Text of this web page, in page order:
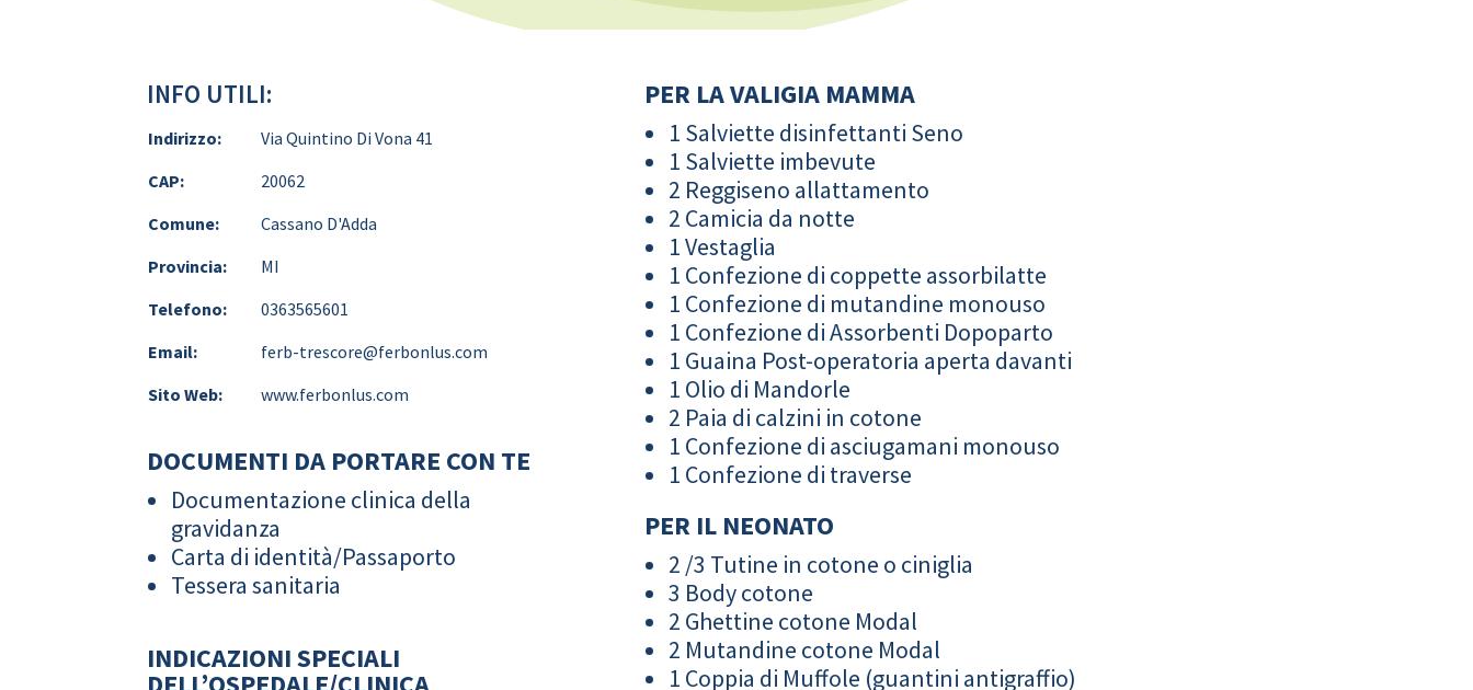
INFO UTILI:
Indirizzo:
Via Quintino Di Vona 41
CAP:
20062
Comune:
Cassano D'Adda
Provincia:
MI
Telefono:
0363565601
Email:
ferb-trescore@ferbonlus.com
Sito Web:
www.ferbonlus.com
DOCUMENTI DA PORTARE CON TE
Documentazione clinica della
gravidanza
Carta di identità/Passaporto
Tessera sanitaria
INDICAZIONI SPECIALI
PER LA VALIGIA MAMMA
1 Salviette disinfettanti Seno
1 Salviette imbevute
2 Reggiseno allattamento
2 Camicia da notte
1 Vestaglia
1 Confezione di coppette assorbilatte
1 Confezione di mutandine monouso
1 Confezione di Assorbenti Dopoparto
1 Guaina Post-operatoria aperta davanti
1 Olio di Mandorle
2 Paia di calzini in cotone
1 Confezione di asciugamani monouso
1 Confezione di traverse
PER IL NEONATO
2 /3 Tutine in cotone o ciniglia
3 Body cotone
2 Ghettine cotone Modal
2 Mutandine cotone Modal
1 Coppia di Muffole (guantini antigraffio)